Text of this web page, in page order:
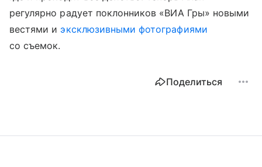
регулярно радует поклонников «ВИА Гры» новыми
вестями и эксклюзивными фотографиями
со съемок.
Поделиться